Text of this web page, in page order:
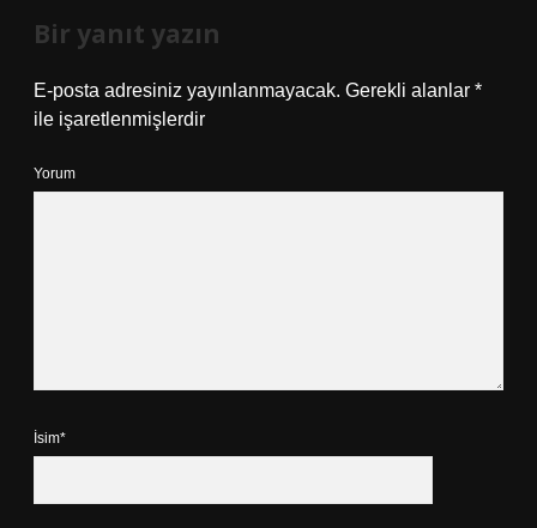
Bir yanıt yazın
E-posta adresiniz yayınlanmayacak. Gerekli alanlar *
ile işaretlenmişlerdir
Yorum
İsim*